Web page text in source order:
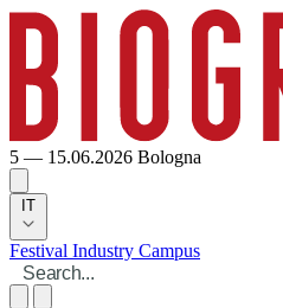
5 — 15.06.2026 Bologna
IT
Festival Industry Campus